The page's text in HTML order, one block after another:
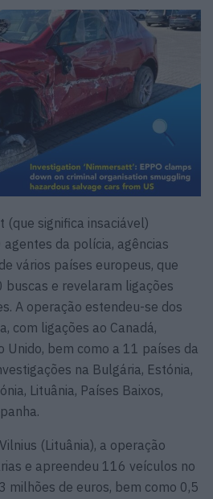
significa insaciável)
da polícia, agências
vários países europeus, que
buscas e revelaram ligações
A operação estendeu-se dos
com ligações ao Canadá,
Unido, bem como a 11 países da
na Bulgária, Estónia,
Lituânia, Países Baixos,
(Lituânia), a operação
e apreendeu 116 veículos no
milhões de euros, bem como 0,5